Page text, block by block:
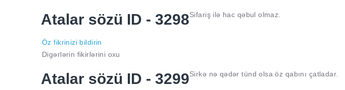
Atalar sözü ID - 3298Sifariş ilə hac qəbul olmaz.
Öz fikrinizi bildirin
Digərlərin fikirlərini oxu
Atalar sözü ID - 3299Sirkə nə qədər tünd olsa öz qabını çatladar.